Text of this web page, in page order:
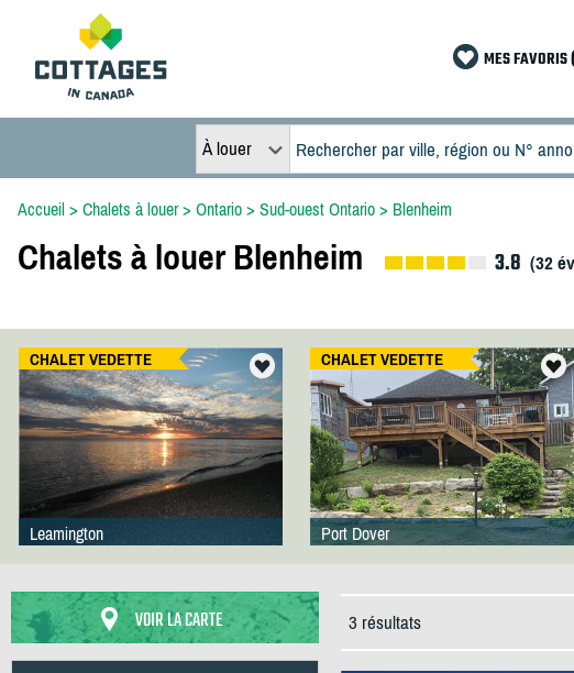
MES
À louer
Accueil> Chalets à louer> Ontario> Sud-ouest Ontario> Blenheim
Chalets à louer Blenheim 3.8 (32
CHALET VEDETTE
Leamington
CHALET VEDETTE
Port Dover
VOIR LA CARTE 3 résultats